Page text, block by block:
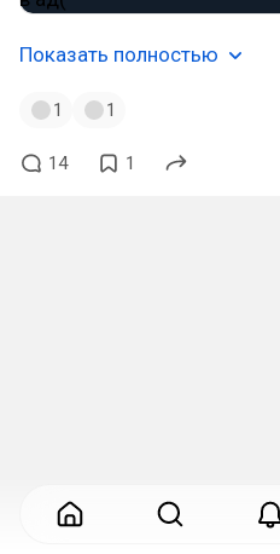
Показать полностью
1 1
14 1